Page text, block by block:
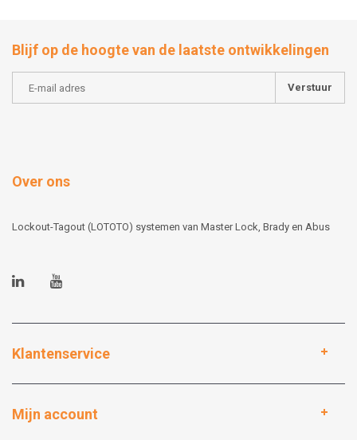
Blijf op de hoogte van de laatste ontwikkelingen
Verstuur
Over ons
Lockout-Tagout (LOTOTO) systemen van Master Lock, Brady en Abus
Klantenservice
Mijn account